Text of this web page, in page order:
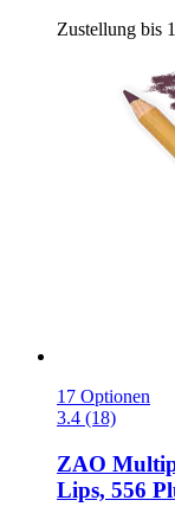
Zustellung bis
17 Optionen
3.4 (18)
ZAO
Lips, 556